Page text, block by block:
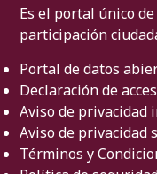
Es el portal único
participación
Portal de datos
Declaración de
Aviso de privacidad
Aviso de privacidad
Términos y